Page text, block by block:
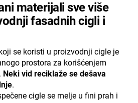
materijali sve više
fasadnih cigli i
se koristi u proizvodnji cigle je
prostora za korišćenjem
Neki vid reciklaže se dešava
.
cigle se melje u fini prah i